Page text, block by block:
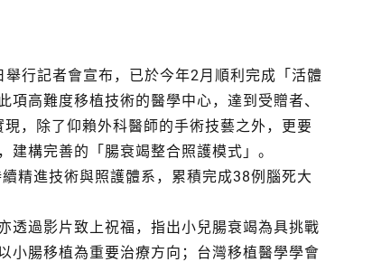
行記者會宣布，已於今年2月順利完成「活體
高難度移植技術的醫學中心，達到受贈者、
，除了仰賴外科醫師的手術技藝之外，更要
構完善的「腸衰竭整合照護模式」。
精進技術與照護體系，累積完成38例腦死大
透過影片致上祝福，指出小兒腸衰竭為具挑戰
小腸移植為重要治療方向；台灣移植醫學學會